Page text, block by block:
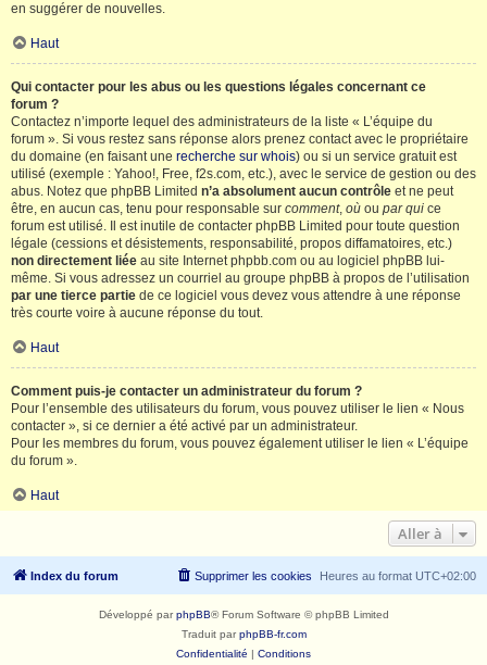
en suggérer de nouvelles.
Haut
Qui contacter pour les abus ou les questions légales concernant ce
forum ?
Contactez n’importe lequel des administrateurs de la liste « L’équipe du
forum ». Si vous restez sans réponse alors prenez contact avec le propriétaire
du domaine (en faisant une recherche sur whois) ou si un service gratuit est
utilisé (exemple : Yahoo!, Free, f2s.com, etc.), avec le service de gestion ou des
abus. Notez que phpBB Limited n’a absolument aucun contrôle et ne peut
être, en aucun cas, tenu pour responsable sur comment, où ou par qui ce
forum est utilisé. Il est inutile de contacter phpBB Limited pour toute question
légale (cessions et désistements, responsabilité, propos diffamatoires, etc.)
non directement liée au site Internet phpbb.com ou au logiciel phpBB lui-
même. Si vous adressez un courriel au groupe phpBB à propos de l’utilisation
par une tierce partie de ce logiciel vous devez vous attendre à une réponse
très courte voire à aucune réponse du tout.
Haut
Comment puis-je contacter un administrateur du forum ?
Pour l’ensemble des utilisateurs du forum, vous pouvez utiliser le lien « Nous
contacter », si ce dernier a été activé par un administrateur.
Pour les membres du forum, vous pouvez également utiliser le lien « L’équipe
du forum ».
Haut
Aller à
Index du forum Heures au format UTC+02:00
Supprimer les cookies
Développé parphpBB® Forum Software © phpBB Limited
Traduit parphpBB-fr.com
Confidentialité | Conditions